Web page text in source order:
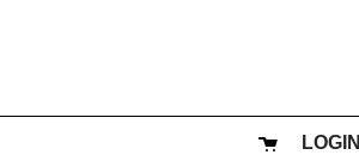
LOGIN